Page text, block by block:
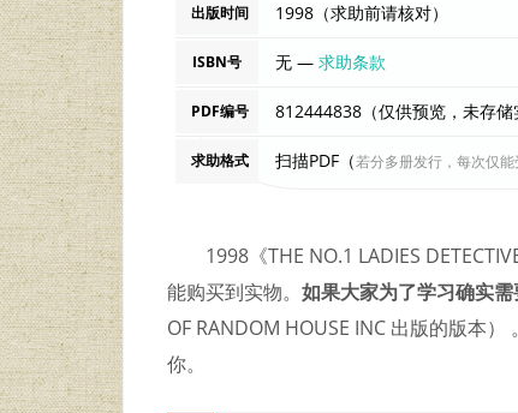
出版时间 1998（求助前请核对）
ISBN号 无 —求助条款
PDF编号 812444838（仅供预览，未存储
求助格式 扫描PDF（若分多册发行，每次仅
1998《THE NO.1 LADIES
能购买到实物。 如果大家为了学习确实需
OF RANDOM HOUSE INC 出版的版本
你。